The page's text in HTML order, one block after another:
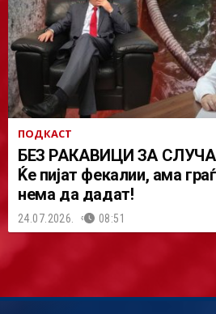
ПОДКАСТ
БЕЗ РАКАВИЦИ ЗА
Ќе пијат фекалии, ама
нема да дадат!
24.07.2026. 08:51